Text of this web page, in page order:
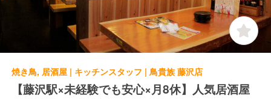
焼き鳥, 居酒屋 | キッチンスタッフ | 鳥貴族 藤沢店
【藤沢駅×未経験でも安心×月8休】人気居酒屋